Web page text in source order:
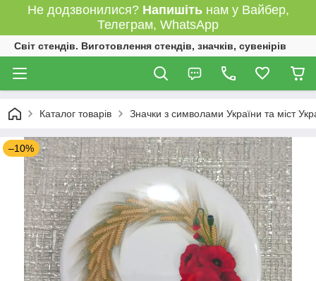
Не додзвонилися? Напишітьнам у Вайбер,
Телеграм, WhatsApp
Світ стендів. Виготовлення стендів, значків, сувенірів
Каталог товарів Значки з символами України та міст
–10%